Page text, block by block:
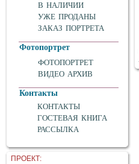
В НАЛИЧИИ
УЖЕ ПРОДАНЫ
ЗАКАЗ ПОРТРЕТА
Фотопортрет
ФОТОПОРТРЕТ
ВИДЕО АРХИВ
Контакты
КОНТАКТЫ
ГОСТЕВАЯ КНИГА
РАССЫЛКА
ПРОЕКТ: